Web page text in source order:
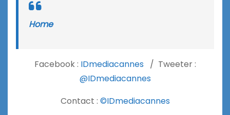
Home
Facebook : IDmediacannes / Tweeter :
@IDmediacannes
Contact : ©IDmediacannes